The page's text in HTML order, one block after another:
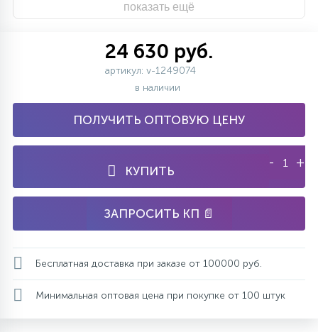
показать ещё
24 630 руб.
артикул: v-1249074
в наличии
ПОЛУЧИТЬ ОПТОВУЮ ЦЕНУ
КУПИТЬ
- +
ЗАПРОСИТЬ КП 📄
Бесплатная доставка при заказе от 100000 руб.
Минимальная оптовая цена при покупке от 100 штук